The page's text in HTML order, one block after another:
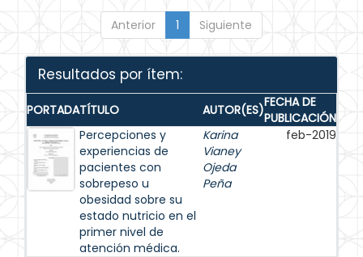
Anterior 1 Siguiente
Resultados por ítem:
PORTADATÍTULO AUTOR(ES)FECHA DE
PUBLICACIÓN
Percepciones y
experiencias de
pacientes con
sobrepeso u
obesidad sobre su
estado nutricio en el
primer nivel de
atención médica.
Karina
Vianey
Ojeda
Peña
feb-2019